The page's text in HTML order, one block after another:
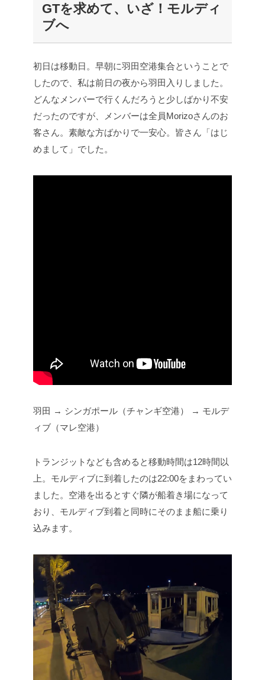
GTを求めて、いざ！モルディ
ブへ
初日は移動日。早朝に羽田空港集合ということで
したので、私は前日の夜から羽田入りしました。
どんなメンバーで行くんだろうと少しばかり不安
だったのですが、メンバーは全員Morizoさんのお
客さん。素敵な方ばかりで一安心。皆さん「はじ
めまして」でした。
羽田 → シンガポール（チャンギ空港） → モルデ
ィブ（マレ空港）
トランジットなども含めると移動時間は12時間以
上。モルディブに到着したのは22:00をまわってい
ました。空港を出るとすぐ隣が船着き場になって
おり、モルディブ到着と同時にそのまま船に乗り
込みます。